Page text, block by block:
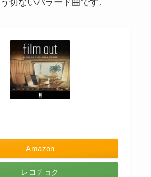
切ないバラード曲です。
Amazon
レコチョク